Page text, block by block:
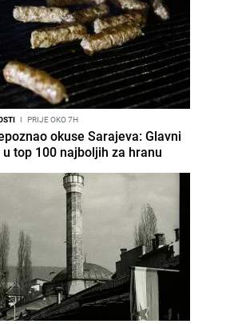
I PRIJE OKO 7H
okuse Sarajeva: Glavni
top 100 najboljih za hranu